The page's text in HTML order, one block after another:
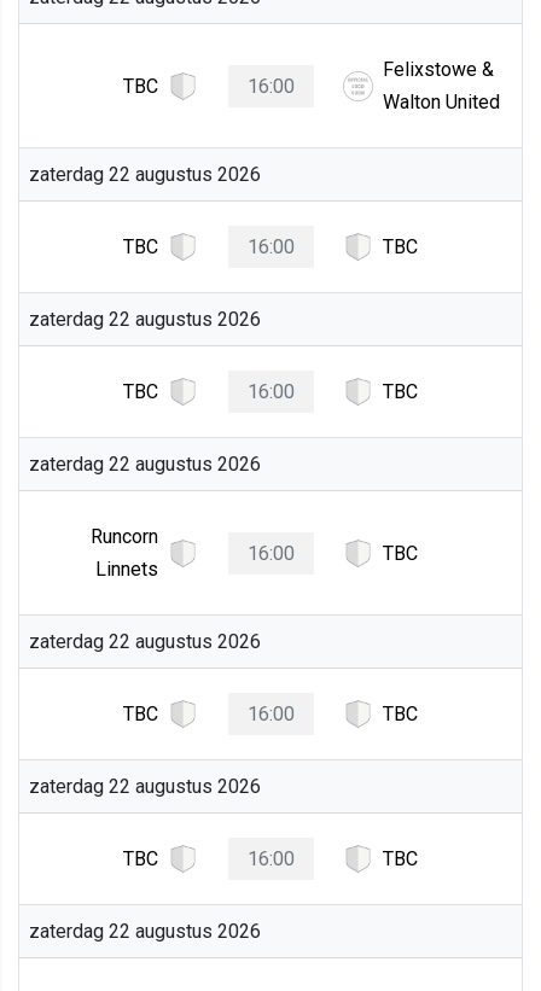
TBC 16:00
Felixstowe &
Walton United
zaterdag 22 augustus 2026
TBC 16:00 TBC
zaterdag 22 augustus 2026
TBC 16:00 TBC
zaterdag 22 augustus 2026
Runcorn
Linnets
16:00 TBC
zaterdag 22 augustus 2026
TBC 16:00 TBC
zaterdag 22 augustus 2026
TBC 16:00 TBC
zaterdag 22 augustus 2026